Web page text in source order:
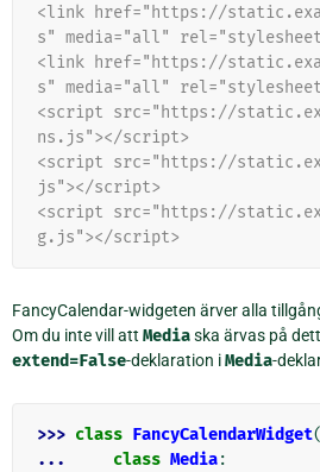
<link href="https://
s" media="all"
<link href="https://
s" media="all"
<script src="https://
ns.js"></script>
<script src="https://
js"></script>
<script src="https://
g.js"></script>
FancyCalendar-widgeten ärver alla
Om du inte vill att Mediaska ärvas på
extend=False-deklaration iMedia-
>>> class FancyCalendarWidget(
...
class Media: